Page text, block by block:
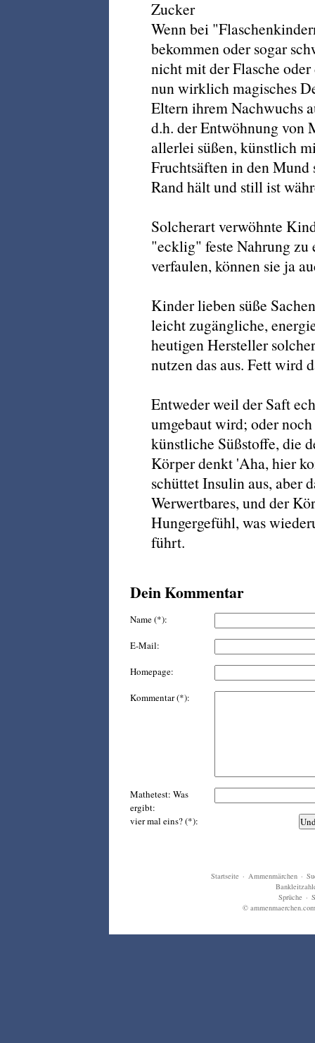
Zucker
Wenn bei
bekommen oder sogar
nicht mit der Flasche
nun wirklich magisches
Eltern ihrem Nachwuchs
d.h. der Entwöhnung von
allerlei süßen, künstlich
Fruchtsäften in den
Rand hält und still ist
Solcherart verwöhnte
"ecklig" feste Nahrung zu
verfaulen, können sie ja
Kinder lieben süße
leicht zugängliche,
heutigen Hersteller
nutzen das aus. Fett wird
Entweder weil der Saft
umgebaut wird; oder
künstliche Süßstoffe, die
Körper denkt 'Aha, hier
schüttet Insulin aus, aber
Werwertbares, und der
Hungergefühl, was
führt.
Dein Kommentar
Name (*):
E-Mail:
Homepage:
Kommentar (*):
Mathetest: Was
ergibt:
vier mal eins? (*):
Startseite · Ammenmärchen ·
Sprüche ·
©